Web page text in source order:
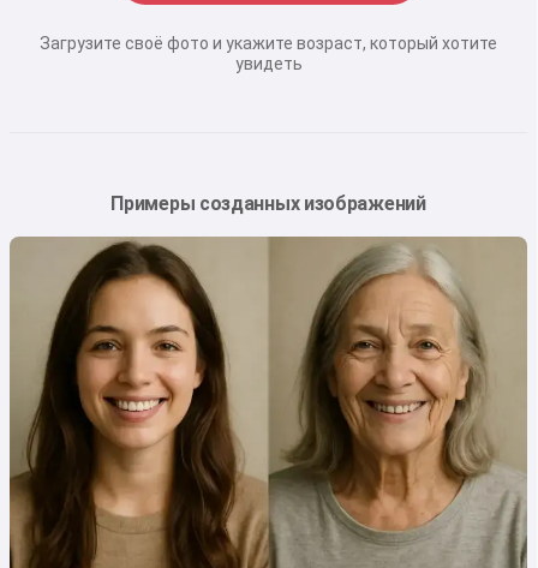
Загрузите своё фото и укажите возраст, который хотите
увидеть
Примеры созданных изображений